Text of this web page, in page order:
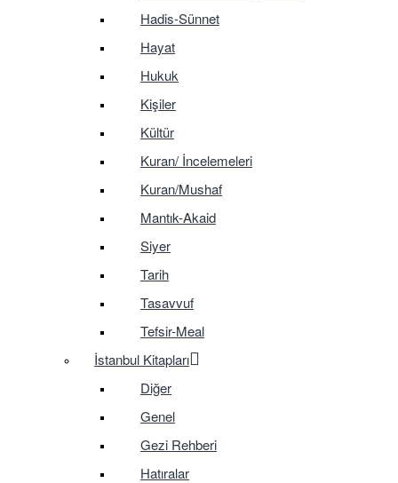
Hadis-Sünnet
Hayat
Hukuk
Kişiler
Kültür
Kuran/ İncelemeleri
Kuran/Mushaf
Mantık-Akaid
Siyer
Tarih
Tasavvuf
Tefsir-Meal
İstanbul Kitapları
Diğer
Genel
Gezi Rehberi
Hatıralar